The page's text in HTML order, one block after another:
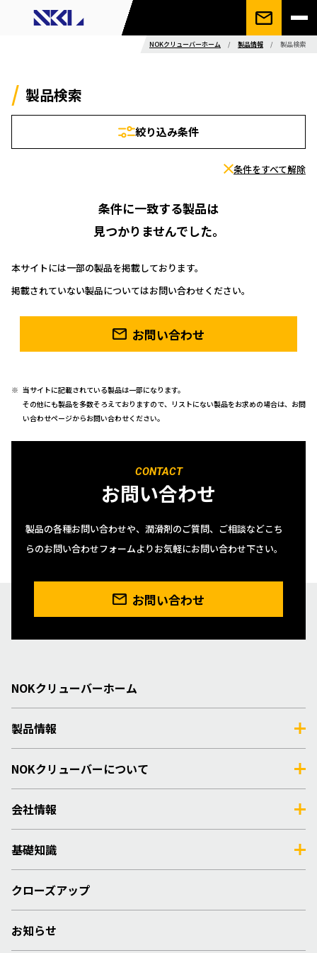
NOKクリューバーホーム / 製品情報 / 製品検索
製品検索
絞り込み条件
条件をすべて解除
条件に一致する製品は
見つかりませんでした。
本サイトには一部の製品を掲載しております。
掲載されていない製品についてはお問い合わせください。
お問い合わせ
当サイトに記載されている製品は一部になります。
その他にも製品を多数そろえておりますので、リストにない製品をお求めの場合は、お問
い合わせページからお問い合わせください。
CONTACT
お問い合わせ
製品の各種お問い合わせや、潤滑剤のご質問、ご相談などこち
らのお問い合わせフォームよりお気軽にお問い合わせ下さい。
お問い合わせ
NOKクリューバーホーム
製品情報
NOKクリューバーについて
会社情報
基礎知識
クローズアップ
お知らせ